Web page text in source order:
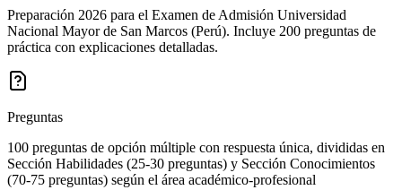
Preparación 2026 para el Examen de Admisión Universidad
Nacional Mayor de San Marcos (Perú). Incluye 200 preguntas de
práctica con explicaciones detalladas.
Preguntas
100 preguntas de opción múltiple con respuesta única, divididas en
Sección Habilidades (25-30 preguntas) y Sección Conocimientos
(70-75 preguntas) según el área académico-profesional